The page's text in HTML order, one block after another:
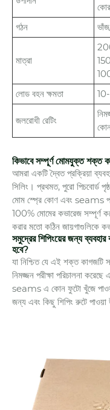
গঠন
মাত্রা
লোড বহন ক্ষমতা
জলরোধী রেটিং
কিভাবে সম্পূর্ণ মোমযুক্ত শক্ত
আমরা একটি দ্বৈত প্রক্রিয়া
সিলিং। প্রথমত, পুরো পিচবোর্ড
মোম স্প্রে কোণ এবং seams
100% মোমের কভারেজ সম্পূর্ণ
করার মতো কঠিন জায়গাগুলিকে
সমুদ্রের শিপিংয়ের জন্য
হবে?
যা নিশ্চিত যে এই শক্ত কাগজটি
নিমজ্জন পরীক্ষা পরিচালনা
seams এ কোন ফুটো খুঁজে পাওয়া
জন্য এবং কিছু শিপিং রুটে